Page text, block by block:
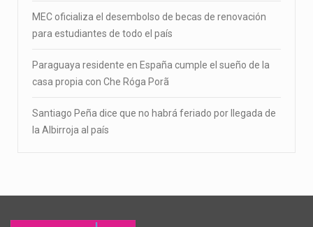
MEC oficializa el desembolso de becas de renovación
para estudiantes de todo el país
Paraguaya residente en España cumple el sueño de la
casa propia con Che Róga Porã
Santiago Peña dice que no habrá feriado por llegada de
la Albirroja al país